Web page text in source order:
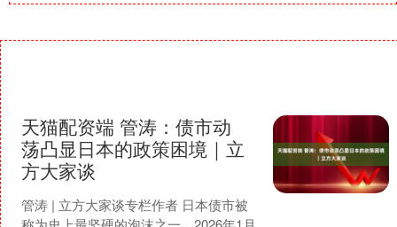
天猫配资端 管涛：债市动
荡凸显日本的政策困境｜立
方大家谈
管涛 | 立方大家谈专栏作者 日本债市被